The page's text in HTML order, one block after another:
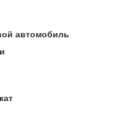
автомобиль